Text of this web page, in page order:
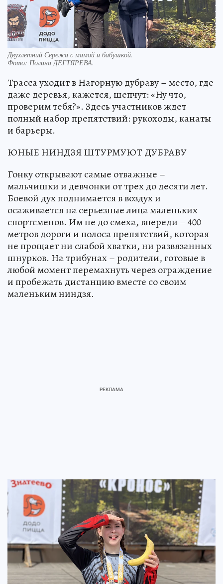
Двухлетний Сережа с мамой и бабушкой.
Фото: Полина ДЕГТЯРЕВА.
Трасса уходит в Нагорную дубраву – место, где
даже деревья, кажется, шепчут: «Ну что,
проверим тебя?». Здесь участников ждет
полный набор препятствий: рукоходы, канаты
и барьеры.
ЮНЫЕ НИНДЗЯ ШТУРМУЮТ ДУБРАВУ
Гонку открывают самые отважные –
мальчишки и девчонки от трех до десяти лет.
Боевой дух поднимается в воздух и
осаживается на серьезные лица маленьких
спортсменов. Им не до смеха, впереди – 400
метров дороги и полоса препятствий, которая
не прощает ни слабой хватки, ни развязанных
шнурков. На трибунах – родители, готовые в
любой момент перемахнуть через ограждение
и пробежать дистанцию вместе со своим
маленьким ниндзя.